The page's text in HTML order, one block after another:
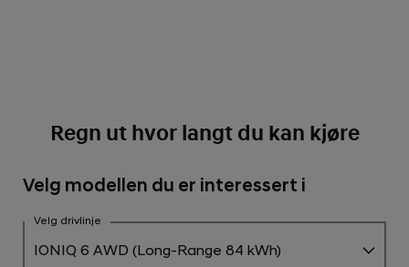
Regn ut hvor langt du kan kjøre
Velg modellen du er interessert i
Velg drivlinje
IONIQ 6 AWD (Long-Range 84 kWh)